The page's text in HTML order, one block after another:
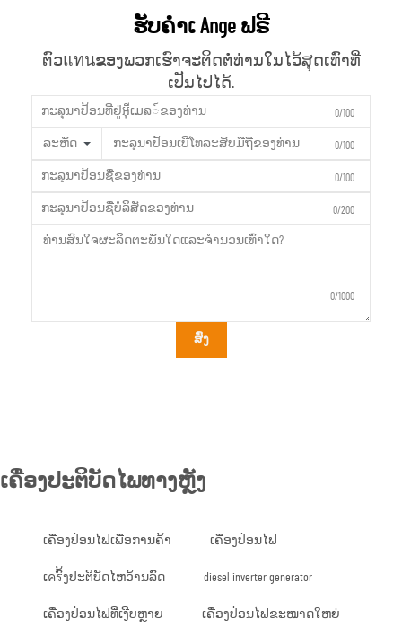
ຮັບຄຳເ Ange ຟຣີ
ຕົວแทนຂອງພວກເຮົາຈະຕິດຕໍ່ທ່ານໃນໄວ້ສຸດເທົ່າທີ່
ເປັນໄປໄດ້.
0/100
ລະຫັດ 0/100
0/100
0/200
0/1000
ສົ່ງ
ເຄື່ອງປະຕິບັດໄພທາງຫຼັງ
ເຄື່ອງປ່ອນໄຟເພື່ອການຄ້າ ເຄື່ອງປ່ອນໄຟ
ເครົ້ງປະຕິບັດໄຫວ້ານລົດ diesel inverter generator
ເຄື່ອງປ່ອນໄຟທີ່ເງີບຫຼາຍ ເຄື່ອງປ່ອນໄຟຂະໜາດໃຫຍ່